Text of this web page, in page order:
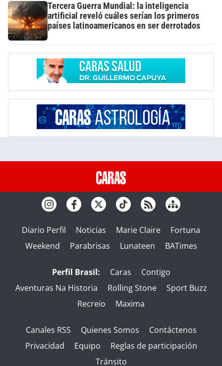
Tercera Guerra Mundial: la inteligencia
artificial reveló cuáles serían los primeros
países latinoamericanos en ser derrotados
Diario Perfil Noticias Marie Claire
Fortuna
Weekend
Parabrisas Lunateen BATimes
Perfil Brasil: Caras
Contigo
Aventuras Na Historia
Rolling Stone
Sport Buzz
Recreio
Maxima
Canales RSS Quienes Somos
Contáctenos
Privacidad
Equipo
Reglas de participación
Tránsito